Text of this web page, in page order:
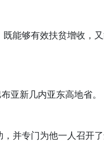
能够有效扶贫增收，
亚新几内亚东高地省。
并专门为他一人召开了